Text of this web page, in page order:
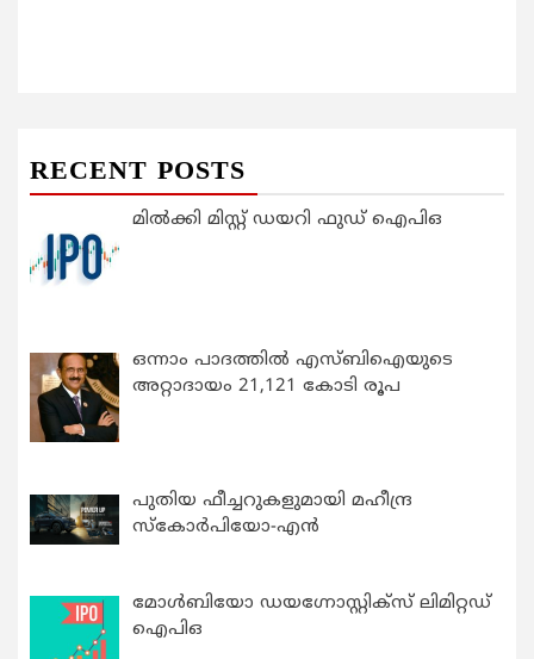
RECENT POSTS
മിൽക്കി മിസ്റ്റ് ഡയറി ഫുഡ് ഐപിഒ
ഒന്നാം പാദത്തിൽ എസ്ബിഐയുടെ
അറ്റാദായം 21,121 കോടി രൂപ
പുതിയ ഫീച്ചറുകളുമായി മഹീന്ദ്ര
സ്കോർപിയോ-എൻ
മോൾബിയോ ഡയഗ്നോസ്റ്റിക്സ് ലിമിറ്റഡ്
ഐപിഒ